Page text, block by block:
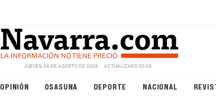
JUEVES, 06 DE AGOSTO DE 2026 ACTUALIZADO 00:00
OPINIÓN OSASUNA DEPORTE NACIONAL